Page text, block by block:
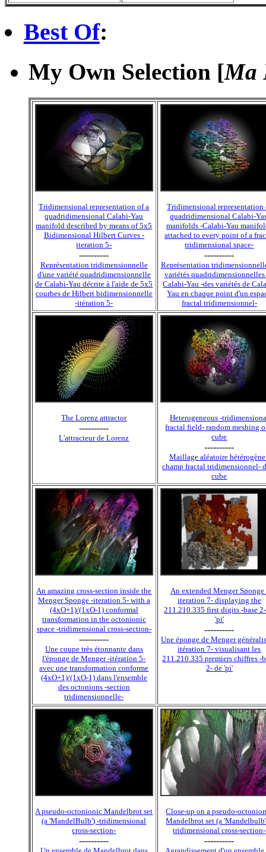
Best Of:
My Own Selection [Ma
Tridimensional representation of a
quadridimensional Calabi-Yau
manifold described by means of 5x5
Bidimensional Hilbert Curves -
iteration 5-
----------
Représentation tridimensionnelle
d'une variété quadridimensionnelle
de Calabi-Yau décrite à l'aide de 5x5
courbes de Hilbert bidimensionnelle
-itération 5-
Tridimensional representation
quadridimensional Calabi-
manifolds -Calabi-Yau
attached to every point of a
tridimensional space-
----------
Représentation
variétés quadridimensionnelles
Calabi-Yau -des variétés de
Yau en chaque point d'un
fractal tridimensionnel-
The Lorenz attractor
----------
L'attracteur de Lorenz
Heterogeneous -
fractal field- random meshing
cube
----------
Maillage aléatoire
champ fractal tridimensionnel-
cube
An amazing cross-section inside the
Menger Sponge -iteration 5- with a
(4xO+1)/(1xO-1) conformal
transformation in the octonionic
space -tridimensional cross-section-
----------
Une coupe très étonnante dans
l'éponge de Menger -itération 5-
avec une transformation conforme
(4xO+1)/(1xO-1) dans l'ensemble
des octonions -section
tridimensionnelle-
An extended Menger Sponge
iteration 7- displaying the
211.210.335 first digits -base
'pi'
----------
Une éponge de Menger
itération 7- visualisant les
211.210.335 premiers chiffres -
2- de 'pi'
A pseudo-octonionic Mandelbrot set
(a 'MandelBulb') -tridimensional
cross-section-
----------
Close-up on a pseudo-
Mandelbrot set (a
tridimensional cross-section-
----------